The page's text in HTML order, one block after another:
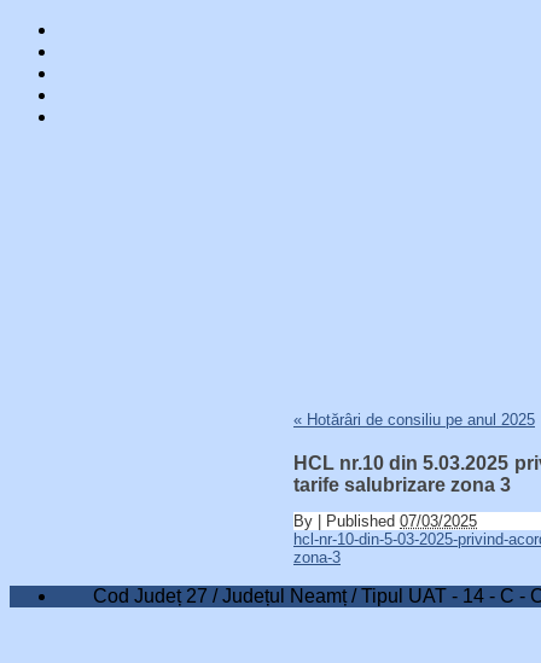
« Hotărâri de consiliu pe anul 2025
HCL nr.10 din 5.03.2025
tarife salubrizare zona 3
By Published 07/03/2025
hcl-nr-10-din-5-03-2025-privind-
zona-3
Cod Județ 27 / Județul Neamț / Tipul UAT - 14 - C